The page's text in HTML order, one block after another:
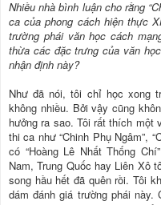
Nhiều nhà bình luận cho rằng
ca của phong cách hiện thực
trường phái văn học cách
thừa các đặc trưng của văn
nhận định này?
Như đã nói, tôi chỉ học xong
không nhiều. Bởi vậy cũng
hưởng ra sao. Tôi rất thích một
thi ca như “Chinh Phụ Ngâm”,
có “Hoàng Lê Nhất Thống
Nam, Trung Quốc hay Liên Xô
song hầu hết đã quên rồi. Tôi
dám đánh giá trường phái